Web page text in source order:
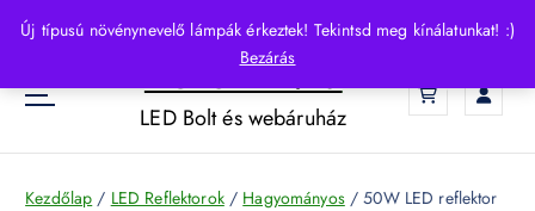
Új típusú növénynevelő lámpák érkeztek! Tekintsd meg kínálatunkat! :)
Bezárás
p
o
HelloLED.hu
LED Bolt és webáruház
Kezdőlap / LED Reflektorok/ Hagyományos/ 50W LED reflektor